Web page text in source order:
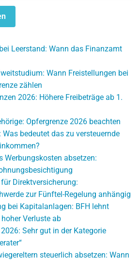
Leerstand: Wann das Finanzamt
Wann Freistellungen bei
zählen
2026: Höhere Freibeträge ab 1.
Opfergrenze 2026 beachten
Was bedeutet das zu versteuernde
Werbungskosten absetzen:
Direktversicherung:
zur Fünftel-Regelung anhängig
bei Kapitalanlagen: BFH lehnt
Verluste ab
Sehr gut in der Kategorie
steuerlich absetzen: Wann